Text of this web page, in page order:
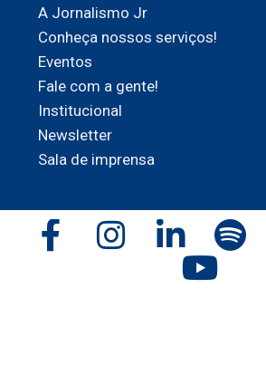
A Jornalismo Jr
Conheça nossos serviços!
Eventos
Fale com a gente!
Institucional
Newsletter
Sala de imprensa